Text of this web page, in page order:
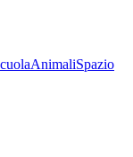
AnimaliSpazio